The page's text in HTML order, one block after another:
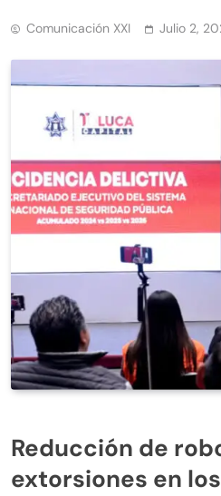
Comunicación XXI Julio 2,
Reducción de
extorsiones en